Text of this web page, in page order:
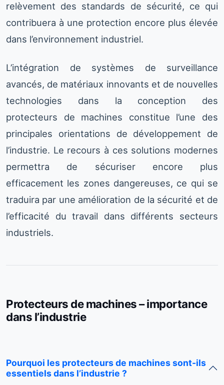
relèvement des standards de sécurité, ce qui
contribuera à une protection encore plus élevée
dans l’environnement industriel.
L’intégration de systèmes de surveillance
avancés, de matériaux innovants et de nouvelles
technologies dans la conception des
protecteurs de machines constitue l’une des
principales orientations de développement de
l’industrie. Le recours à ces solutions modernes
permettra de sécuriser encore plus
efficacement les zones dangereuses, ce qui se
traduira par une amélioration de la sécurité et de
l’efficacité du travail dans différents secteurs
industriels.
Protecteurs de machines – importance
dans l’industrie
Pourquoi les protecteurs de machines sont-ils
essentiels dans l’industrie ?